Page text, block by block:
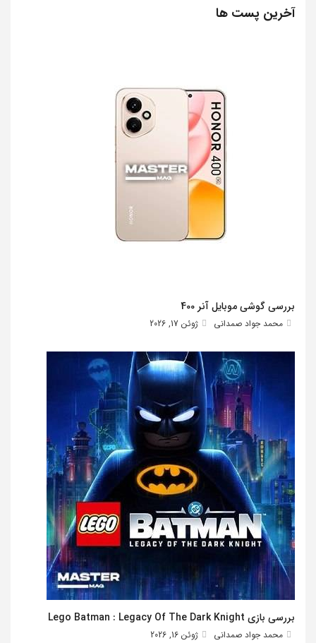
آخرین پست ها
بررسی گوشی موبایل آنر 400
محمد جواد صمدانی ژوئن 17, 2026
بررسی بازی Lego Batman : Legacy Of The Dark Knight
محمد جواد صمدانی ژوئن 16, 2026